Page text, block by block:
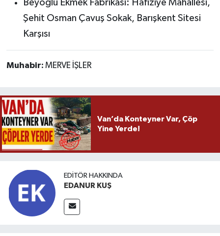
Beyoğlu Ekmek Fabrikası: Hafiziye Mahallesi,
Şehit Osman Çavuş Sokak, Barışkent Sitesi
Karşısı
Muhabir: MERVE İŞLER
Van’da Konteyner Var, Çöp
Yine Yerde!
EDITÖR HAKKINDA
EDANUR KUŞ